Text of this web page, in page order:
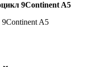
9Continent A5